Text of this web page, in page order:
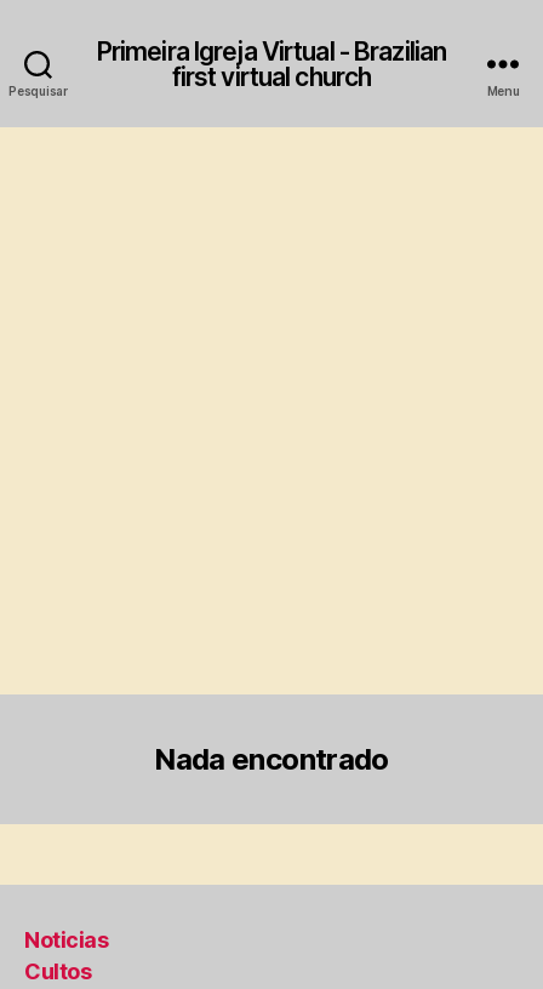
Pesquisar
Primeira Igreja Virtual - Brazilian
first virtual church
Menu
Nada encontrado
Noticias
Cultos